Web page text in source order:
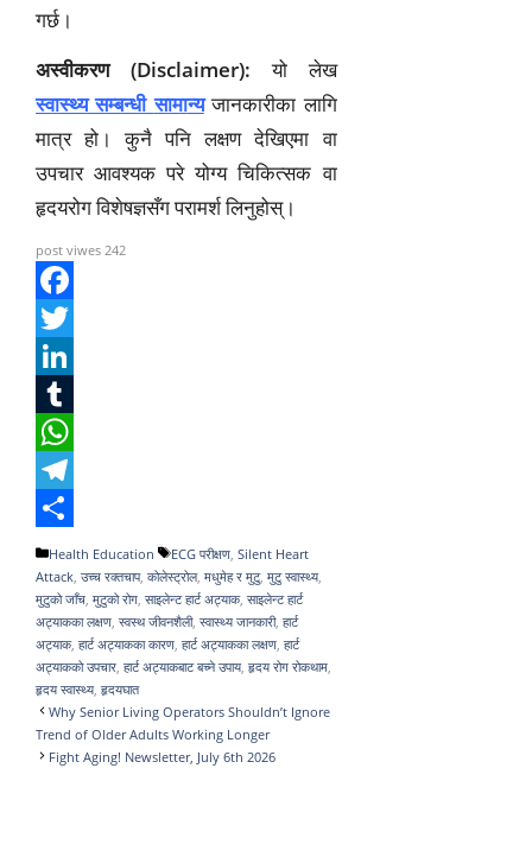
गर्छ।
अस्वीकरण (Disclaimer): यो लेख
स्वास्थ्य सम्बन्धीसामान्यजानकारीका लागि
मात्र हो। कुनै पनि लक्षण देखिएमा वा
उपचार आवश्यक परे योग्य चिकित्सक वा
हृदयरोग विशेषज्ञसँग परामर्श लिनुहोस्।
post viwes 242
F
a
e
b
o
o
k
T
w
t
e
r
n
k
e
d
I
n
T
u
m
b
l
r
W
h
a
t
s
A
p
p
T
e
l
e
g
r
a
S
h
a
r
e
Categories
Health Education Tags
ECG परीक्षण,Silent Heart
Attack, उच्च रक्तचाप, कोलेस्ट्रोल, मधुमेह र मुटु, मुटु स्वास्थ्य,
मुटुको जाँच, मुटुको रोग, साइलेन्ट हार्ट अट्याक, साइलेन्ट हार्ट
अट्याकका लक्षण, स्वस्थ जीवनशैली, स्वास्थ्य जानकारी, हार्ट
अट्याक, हार्ट अट्याकका कारण, हार्ट अट्याकका लक्षण, हार्ट
अट्याकको उपचार, हार्ट अट्याकबाट बच्ने उपाय, हृदय रोग रोकथाम,
हृदय स्वास्थ्य, हृदयघात
Why Senior Living Operators Shouldn’t Ignore
Trend of Older Adults Working Longer
Fight Aging! Newsletter, July 6th 2026